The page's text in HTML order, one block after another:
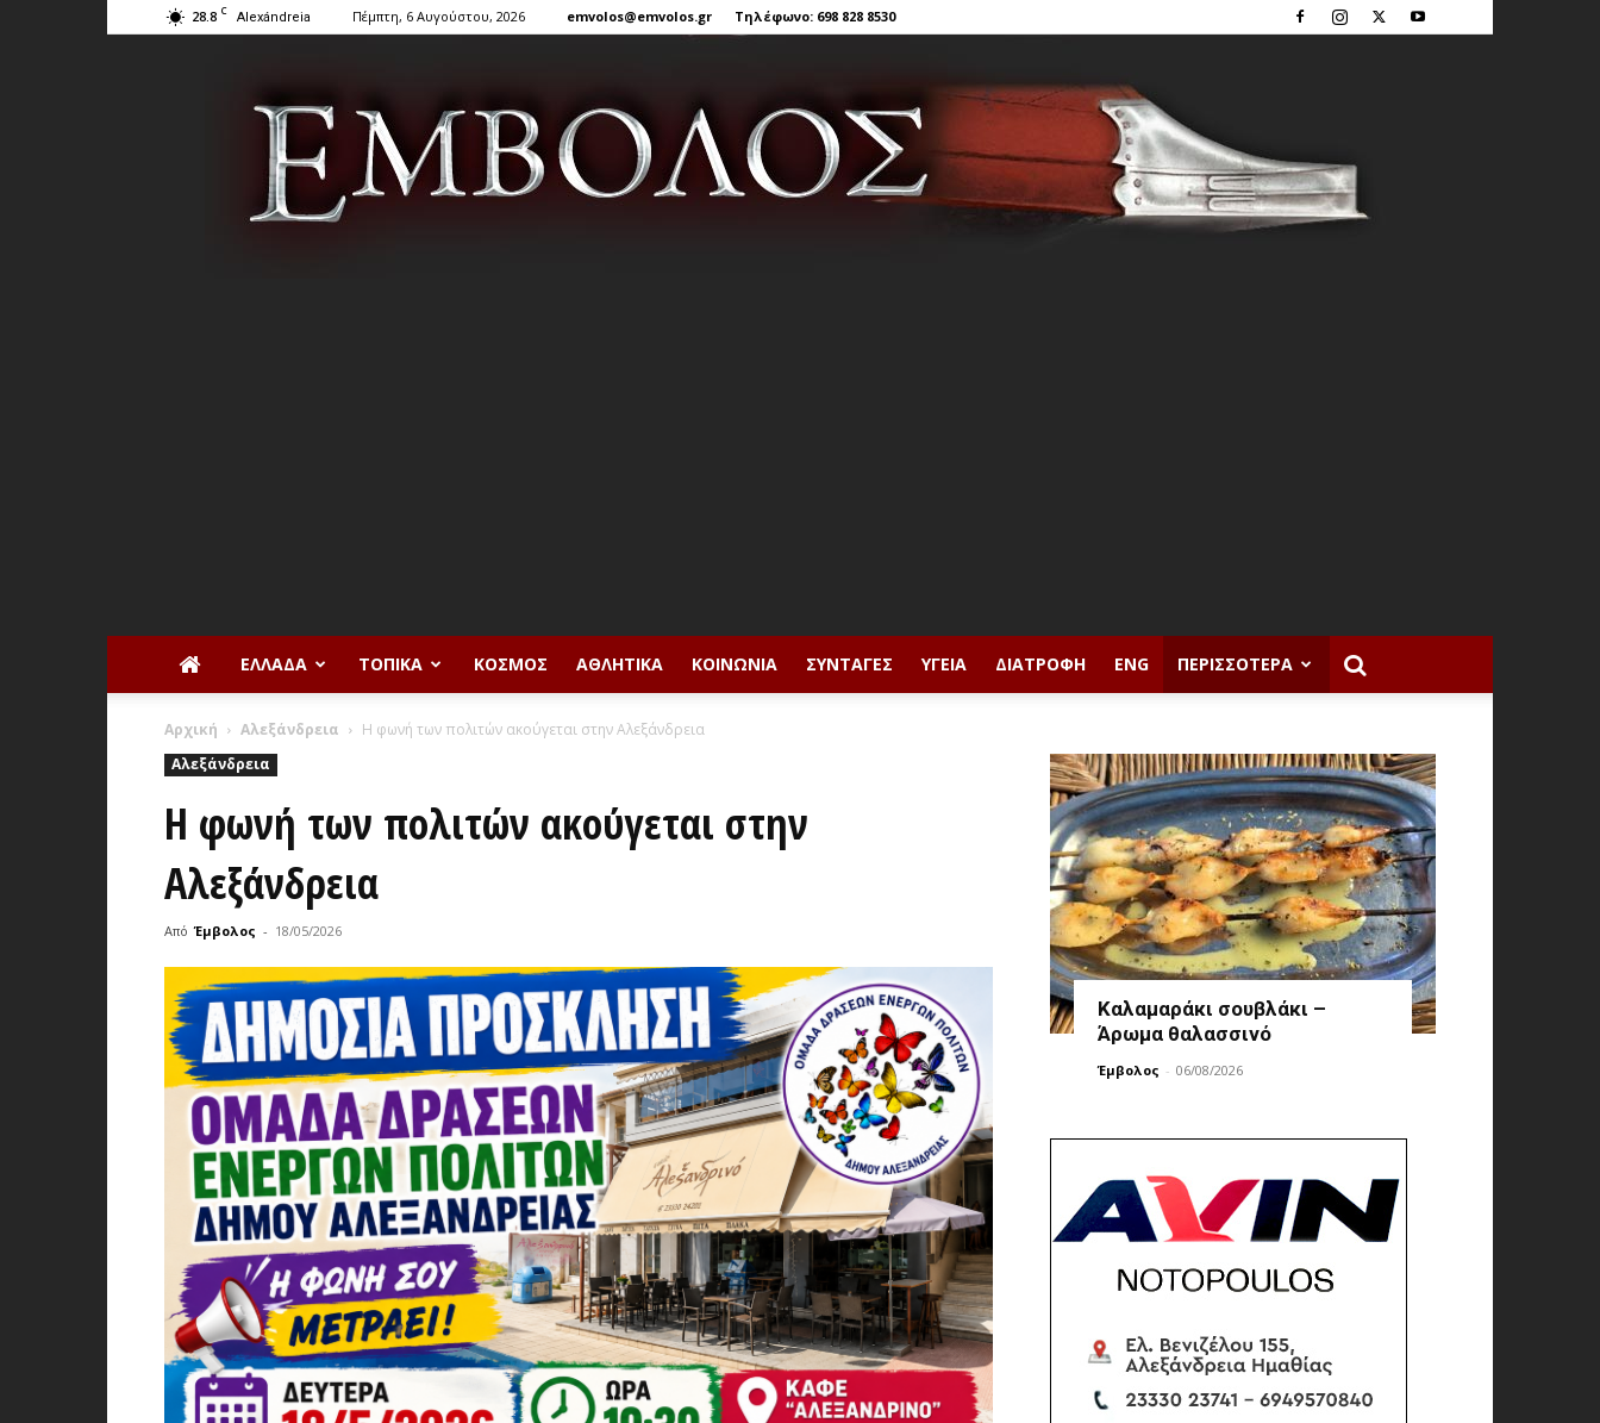
28.8 C Alexándreia Πέμπτη, 6 Αυγούστου, 2026 emvolos@emvolos.gr Τηλέφωνο: 698 828 8530
ΕΛΛΆΔΑ ΤΟΠΙΚΆ ΚΌΣΜΟΣ ΑΘΛΗΤΙΚΆ ΚΟΙΝΩΝΊΑ ΣΥΝΤΑΓΈΣ ΥΓΕΊΑ ΔΙΑΤΡΟΦΉ ENG ΠΕΡΙΣΣΌΤΕΡΑ
Αρχική Αλεξάνδρεια
Η φωνή των πολιτών ακούγεται στην Αλεξάνδρεια
Αλεξάνδρεια
Η φωνή των πολιτών ακούγεται στην
Αλεξάνδρεια
Από Έμβολος - 18/05/2026
Καλαμαράκι σουβλάκι –
Άρωμα θαλασσινό
Έμβολος - 06/08/2026